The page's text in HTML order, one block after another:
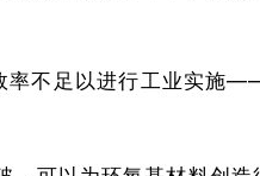
不足以进行工业实施